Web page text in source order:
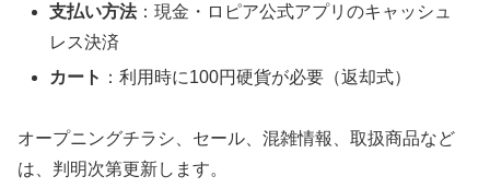
支払い方法：現金・ロピア公式アプリのキャッシュ
レス決済
カート ：利用時に100円硬貨が必要（返却式）
オープニングチラシ、セール、混雑情報、取扱商品など
は、判明次第更新します。